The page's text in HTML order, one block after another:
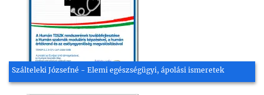
Szálteleki Józsefné - Elemi egészségügyi, ápolási ismeretek